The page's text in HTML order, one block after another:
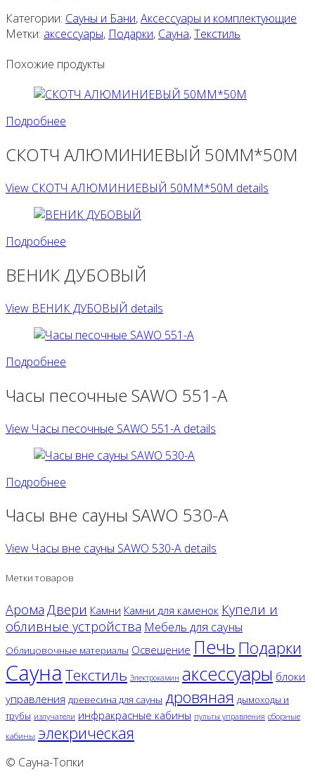
Категории: Сауны и Бани,Аксессуары и комплектующие
Метки: аксессуары, Подарки, Сауна,Текстиль
Похожие продукты
Подробнее
СКОТЧ АЛЮМИНИЕВЫЙ 50ММ*50М
View СКОТЧ АЛЮМИНИЕВЫЙ 50ММ*50М details
Подробнее
ВЕНИК ДУБОВЫЙ
View ВЕНИК ДУБОВЫЙ details
Подробнее
Часы песочные SAWO 551-A
View Часы песочные SAWO 551-A details
Подробнее
Часы вне сауны SAWO 530-A
View Часы вне сауны SAWO 530-A details
Метки товаров
Арома Двери Камни Камни для каменок Купели и
обливные устройства Мебель для сауны
Облицовочные материалы Освещение Печь Подарки
Сауна Текстиль Электрокамин аксессуары блоки
управления древесина для сауны дровяная дымоходы и
трубы излучатели инфракрасные кабины пульты управления сборные
кабины элекрическая
© Сауна-Топки